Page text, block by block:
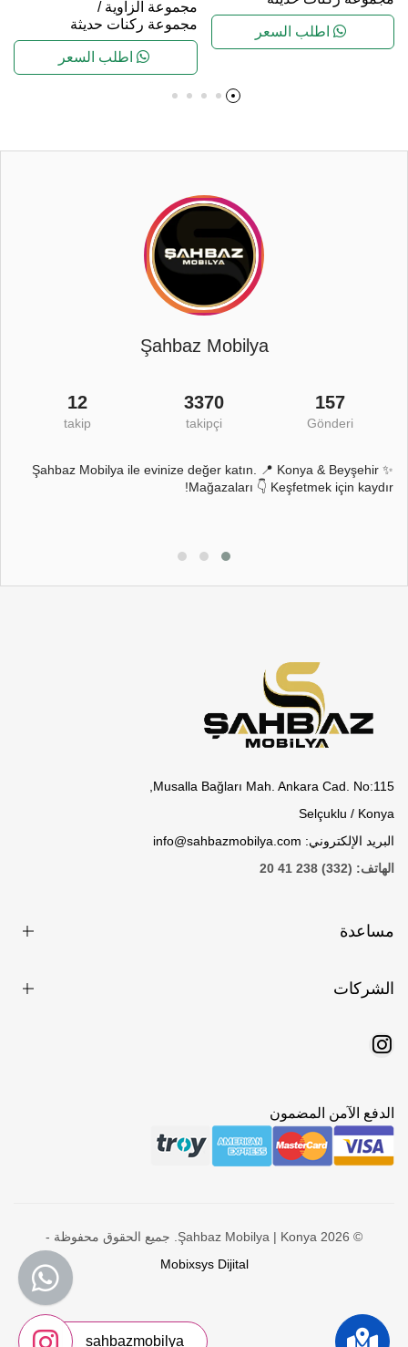
اطلب السعر
مجموعة الزاوية /
مجموعة ركنات حديثة
اطلب السعر
Şahbaz Mobilya
157
Gönderi
3370
takipçi
12
takip
✨ Şahbaz Mobilya ile evinize değer katın. 📍 Konya & Beyşehir
Mağazaları 👇 Keşfetmek için kaydır!
Musalla Bağları Mah. Ankara Cad. No:115,
Selçuklu / Konya
البريد الإلكتروني: info@sahbazmobilya.com
الهاتف: (332) 238 41 20
مساعدة
الشركات
الدفع الآمن المضمون
© 2026 Şahbaz Mobilya | Konya. جميع الحقوق محفوظة -
Mobixsys Dijital
sahbazmobilya